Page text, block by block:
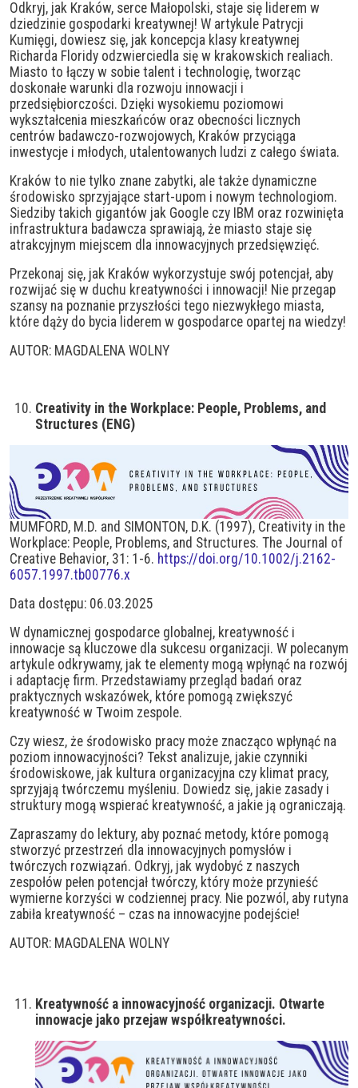
Odkryj, jak Kraków, serce Małopolski, staje się liderem w
dziedzinie gospodarki kreatywnej! W artykule Patrycji
Kumięgi, dowiesz się, jak koncepcja klasy kreatywnej
Richarda Floridy odzwierciedla się w krakowskich realiach.
Miasto to łączy w sobie talent i technologię, tworząc
doskonałe warunki dla rozwoju innowacji i
przedsiębiorczości. Dzięki wysokiemu poziomowi
wykształcenia mieszkańców oraz obecności licznych
centrów badawczo-rozwojowych, Kraków przyciąga
inwestycje i młodych, utalentowanych ludzi z całego świata.
Kraków to nie tylko znane zabytki, ale także dynamiczne
środowisko sprzyjające start-upom i nowym technologiom.
Siedziby takich gigantów jak Google czy IBM oraz rozwinięta
infrastruktura badawcza sprawiają, że miasto staje się
atrakcyjnym miejscem dla innowacyjnych przedsięwzięć.
Przekonaj się, jak Kraków wykorzystuje swój potencjał, aby
rozwijać się w duchu kreatywności i innowacji! Nie przegap
szansy na poznanie przyszłości tego niezwykłego miasta,
które dąży do bycia liderem w gospodarce opartej na wiedzy!
AUTOR: MAGDALENA WOLNY
Creativity in the Workplace: People, Problems, and
Structures (ENG)
MUMFORD, M.D. and SIMONTON, D.K. (1997), Creativity in the
Workplace: People, Problems, and Structures. The Journal of
Creative Behavior, 31: 1-6. https://doi.org/10.1002/j.2162-
6057.1997.tb00776.x
Data dostępu: 06.03.2025
W dynamicznej gospodarce globalnej, kreatywność i
innowacje są kluczowe dla sukcesu organizacji. W polecanym
artykule odkrywamy, jak te elementy mogą wpłynąć na rozwój
i adaptację firm. Przedstawiamy przegląd badań oraz
praktycznych wskazówek, które pomogą zwiększyć
kreatywność w Twoim zespole.
Czy wiesz, że środowisko pracy może znacząco wpłynąć na
poziom innowacyjności? Tekst analizuje, jakie czynniki
środowiskowe, jak kultura organizacyjna czy klimat pracy,
sprzyjają twórczemu myśleniu. Dowiedz się, jakie zasady i
struktury mogą wspierać kreatywność, a jakie ją ograniczają.
Zapraszamy do lektury, aby poznać metody, które pomogą
stworzyć przestrzeń dla innowacyjnych pomysłów i
twórczych rozwiązań. Odkryj, jak wydobyć z naszych
zespołów pełen potencjał twórczy, który może przynieść
wymierne korzyści w codziennej pracy. Nie pozwól, aby rutyna
zabiła kreatywność – czas na innowacyjne podejście!
AUTOR: MAGDALENA WOLNY
Kreatywność a innowacyjność organizacji. Otwarte
innowacje jako przejaw współkreatywności.